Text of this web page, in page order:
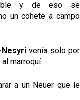
y de eso se
un cohete a campo
Nesyri venía solo por
marroquí.
a un Neuer que le